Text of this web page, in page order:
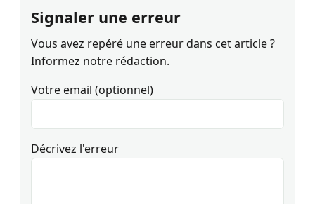
Signaler une erreur
Vous avez repéré une erreur dans cet article ?
Informez notre rédaction.
Votre email (optionnel)
Décrivez l'erreur